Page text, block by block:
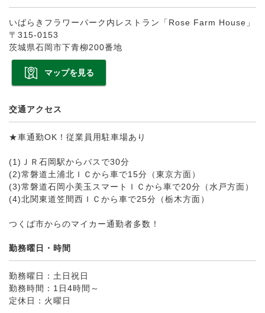
いばらきフラワーパーク内レストラン「Rose Farm House」
〒315-0153
茨城県石岡市下青柳200番地
マップを見る
交通アクセス
★車通勤OK！従業員用駐車場あり
(1)ＪＲ石岡駅からバスで30分
(2)常磐道土浦北ＩＣから車で15分（東京方面）
(3)常磐道石岡小美玉スマートＩＣから車で20分（水戸方面）
(4)北関東道笠間西ＩＣから車で25分（栃木方面）
つくば市からのマイカー通勤者多数！
勤務曜日・時間
勤務曜日：土日祝日
勤務時間：1日4時間～
定休日：火曜日